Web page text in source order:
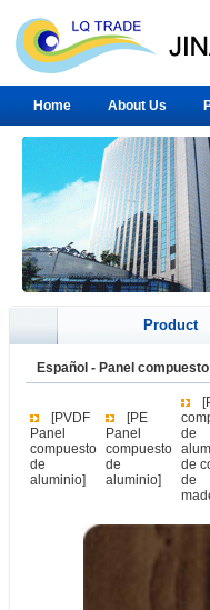
Home About Us
Product
Español - Panel
[PVDF
Panel
compuesto
de
aluminio]
[PE
Panel
compuesto
de
aluminio]
de
de
de